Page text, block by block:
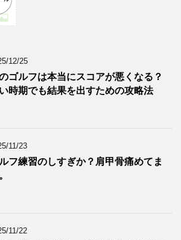
12/25
ゴルフは本当にスコアが悪くなる？
時期でも結果を出すための攻略法
11/23
フ練習のしすぎか？肩甲骨痛めてま
11/22